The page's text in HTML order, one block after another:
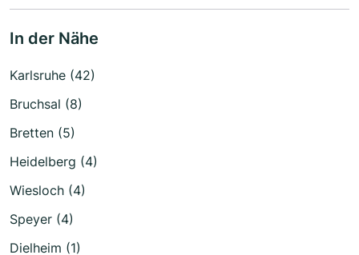
In der Nähe
Karlsruhe (42)
Bruchsal (8)
Bretten (5)
Heidelberg (4)
Wiesloch (4)
Speyer (4)
Dielheim (1)